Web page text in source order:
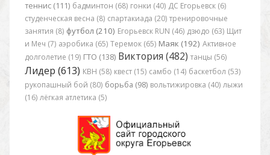
теннис (111) бадминтон (68) гонки (40) ДС Егорьевск (6)
студенческая весна (8) спартакиада (20) тренировочные
занятия (8) футбол (210) Егорьевск RUN (46) дзюдо (63) Щит
и Меч (7) аэробика (65) Теремок (65) Маяк (192) Активное
долголетие (19) ГТО (138) Виктория (482) танцы (56)
Лидер (613) КВН (58) квест (15) самбо (14) баскетбол (53)
рукопашный бой (80) борьба (98) вольтижировка (40) лыжи
(16) лёгкая атлетика (5)